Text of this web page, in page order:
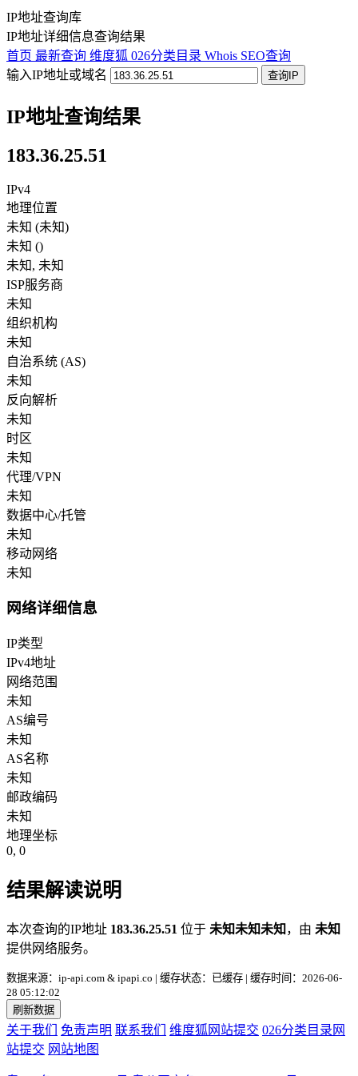
IP地址查询库
IP地址详细信息查询结果
首页 最新查询 维度狐 026分类目录 Whois SEO查询
输入IP地址或域名
查询IP
IP地址查询结果
183.36.25.51
IPv4
地理位置
未知 (未知)
未知 ()
未知, 未知
ISP服务商
未知
组织机构
未知
自治系统 (AS)
未知
反向解析
未知
时区
未知
代理/VPN
未知
数据中心/托管
未知
移动网络
未知
网络详细信息
IP类型
IPv4地址
网络范围
未知
AS编号
未知
AS名称
未知
邮政编码
未知
地理坐标
0, 0
结果解读说明
本次查询的IP地址 183.36.25.51 位于 未知未知未知 ，由 未知
提供网络服务。
数据来源：ip-api.com & ipapi.co | 缓存状态：已缓存 | 缓存时间：2026-06-
28 05:12:02
刷新数据
关于我们 免责声明 联系我们 维度狐网站提交 026分类目录网
站提交 网站地图